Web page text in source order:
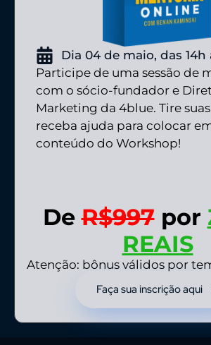
Dia 04 de maio, das 14h
Participe de uma sessão de
com o sócio-fundador e
Marketing da 4blue. Tire
receba ajuda para colocar
conteúdo do Workshop!
De R$997 por
REAIS
Atenção: bônus válidos por
Faça sua inscrição aqui